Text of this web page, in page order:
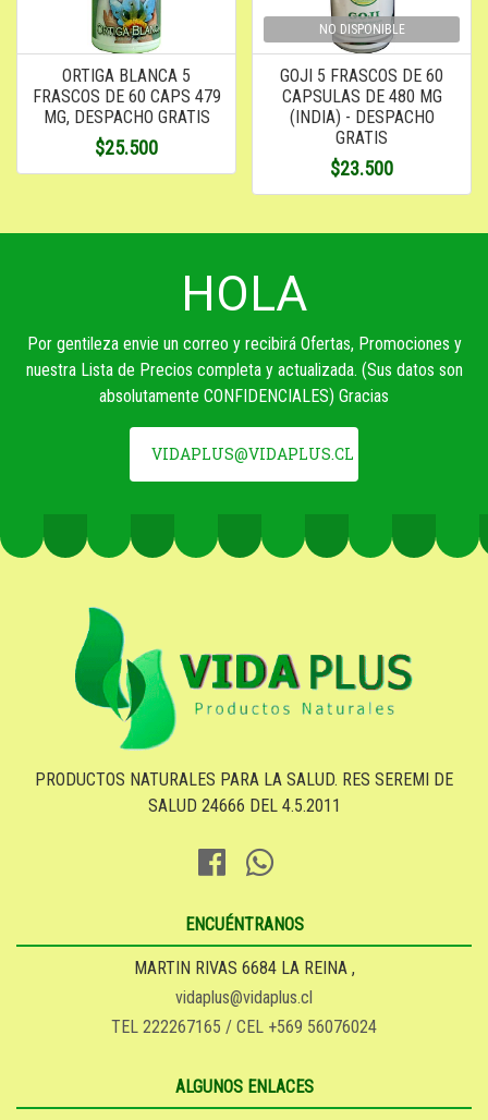
ORTIGA BLANCA 5
FRASCOS DE 60 CAPS 479
MG, DESPACHO GRATIS
$25.500
NO DISPONIBLE
GOJI 5 FRASCOS DE 60
CAPSULAS DE 480 MG
(INDIA) - DESPACHO
GRATIS
$23.500
HOLA
Por gentileza envie un correo y recibirá Ofertas, Promociones y
nuestra Lista de Precios completa y actualizada. (Sus datos son
absolutamente CONFIDENCIALES) Gracias
VIDAPLUS@VIDAPLUS.CL
PRODUCTOS NATURALES PARA LA SALUD. RES SEREMI DE
SALUD 24666 DEL 4.5.2011
ENCUÉNTRANOS
MARTIN RIVAS 6684 LA REINA ,
vidaplus@vidaplus.cl
TEL 222267165 / CEL +569 56076024
ALGUNOS ENLACES